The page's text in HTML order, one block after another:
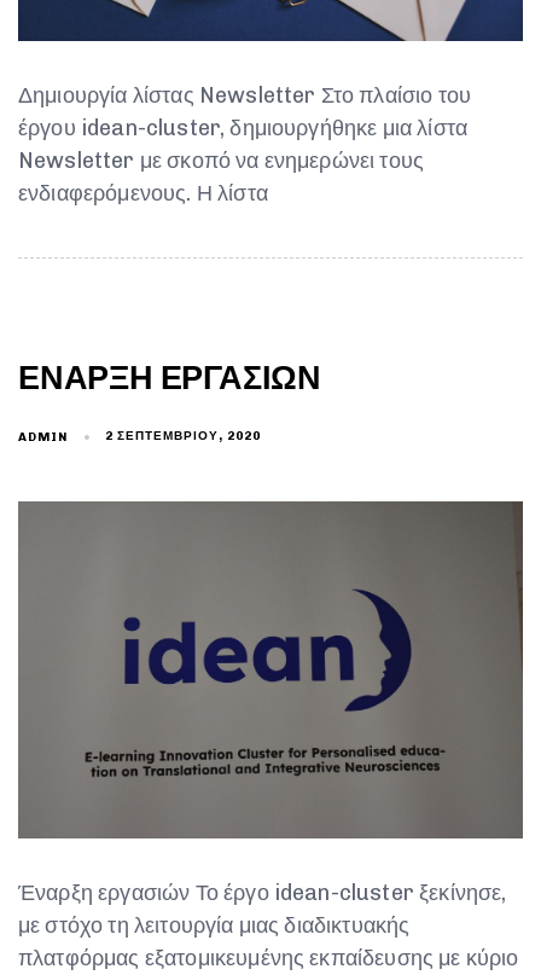
Δημιουργία λίστας Newsletter Στο πλαίσιο του
έργου idean-cluster, δημιουργήθηκε μια λίστα
Newsletter με σκοπό να ενημερώνει τους
ενδιαφερόμενους. Η λίστα
ΈΝΑΡΞΗ ΕΡΓΑΣΙΏΝ
ADMIN 2 ΣΕΠΤΕΜΒΡΊΟΥ, 2020
Έναρξη εργασιών Το έργο idean-cluster ξεκίνησε,
με στόχο τη λειτουργία μιας διαδικτυακής
πλατφόρμας εξατομικευμένης εκπαίδευσης με κύριο